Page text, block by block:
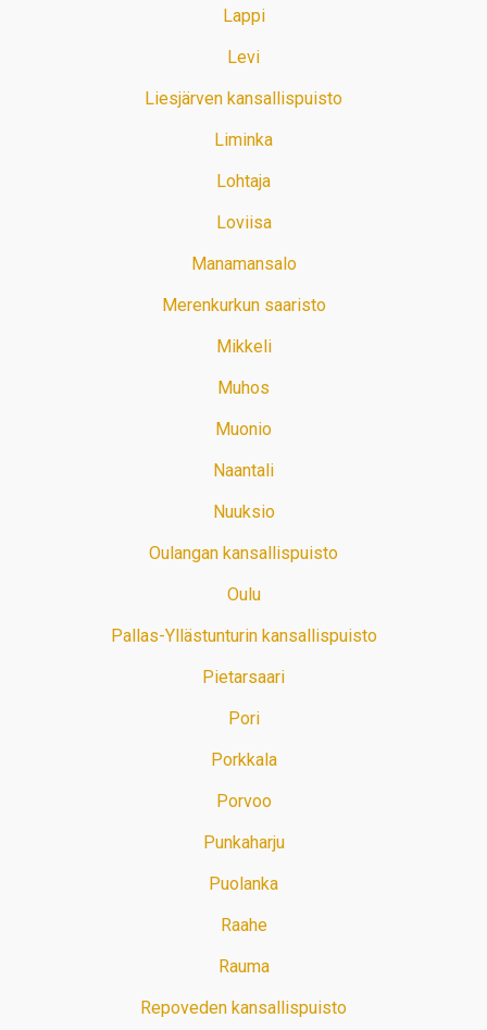
Lappi
Levi
Liesjärven kansallispuisto
Liminka
Lohtaja
Loviisa
Manamansalo
Merenkurkun saaristo
Mikkeli
Muhos
Muonio
Naantali
Nuuksio
Oulangan kansallispuisto
Oulu
Pallas-Yllästunturin kansallispuisto
Pietarsaari
Pori
Porkkala
Porvoo
Punkaharju
Puolanka
Raahe
Rauma
Repoveden kansallispuisto